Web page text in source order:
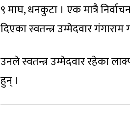
९ माघ, धनकुटा । एक मात्रै
दिएका स्वतन्त्र उम्मेदवार
उनले स्वतन्त्र उम्मेदवार रहेका
हुन् ।